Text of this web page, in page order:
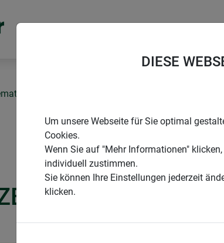
& Clips
DIESE
Um unsere Webseite für Sie optimal
Cookies.
Wenn Sie auf "Mehr Informationen"
individuell zustimmen.
Sie können Ihre Einstellungen jederzeit
klicken.